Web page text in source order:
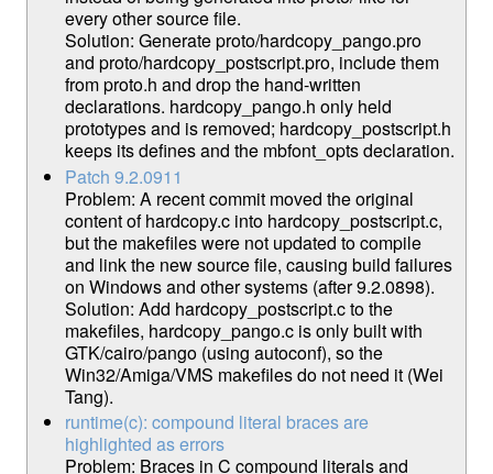
every other source file.
Solution: Generate proto/hardcopy_pango.pro
and proto/hardcopy_postscript.pro, include them
from proto.h and drop the hand-written
declarations. hardcopy_pango.h only held
prototypes and is removed; hardcopy_postscript.h
keeps its defines and the mbfont_opts declaration.
Patch 9.2.0911
Problem: A recent commit moved the original
content of hardcopy.c into hardcopy_postscript.c,
but the makefiles were not updated to compile
and link the new source file, causing build failures
on Windows and other systems (after 9.2.0898).
Solution: Add hardcopy_postscript.c to the
makefiles, hardcopy_pango.c is only built with
GTK/cairo/pango (using autoconf), so the
Win32/Amiga/VMS makefiles do not need it (Wei
Tang).
runtime(c): compound literal braces are
highlighted as errors
Problem: Braces in C compound literals and